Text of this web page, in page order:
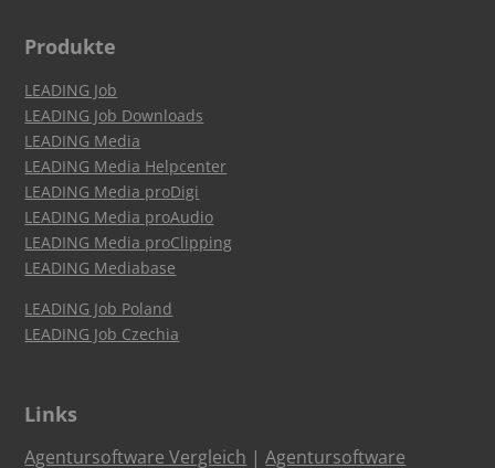
Produkte
LEADING Job
LEADING Job Downloads
LEADING Media
LEADING Media Helpcenter
LEADING Media proDigi
LEADING Media proAudio
LEADING Media proClipping
LEADING Mediabase
LEADING Job Poland
LEADING Job Czechia
Links
Agentursoftware Vergleich |Agentursoftware